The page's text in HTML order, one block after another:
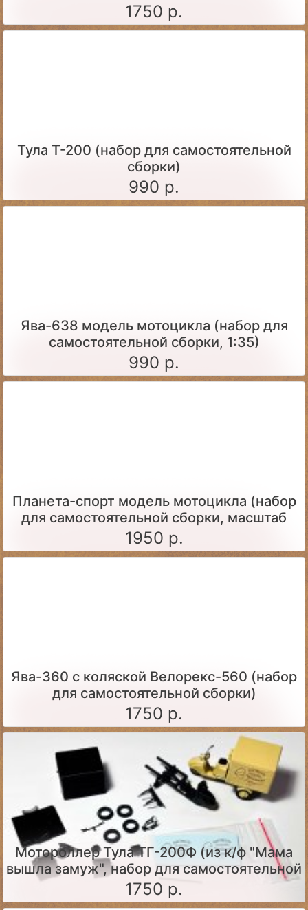
1750 р.
Тула Т-200 (набор для самостоятельной
сборки)
990 р.
Ява-638 модель мотоцикла (набор для
самостоятельной сборки, 1:35)
990 р.
Планета-спорт модель мотоцикла (набор
для самостоятельной сборки, масштаб
1:24)
1950 р.
Ява-360 c коляской Велорекс-560 (набор
для самостоятельной сборки)
1750 р.
Мотороллер Тула ТГ-200Ф (из к/ф "Мама
вышла замуж", набор для самостоятельной
сборки)
1750 р.